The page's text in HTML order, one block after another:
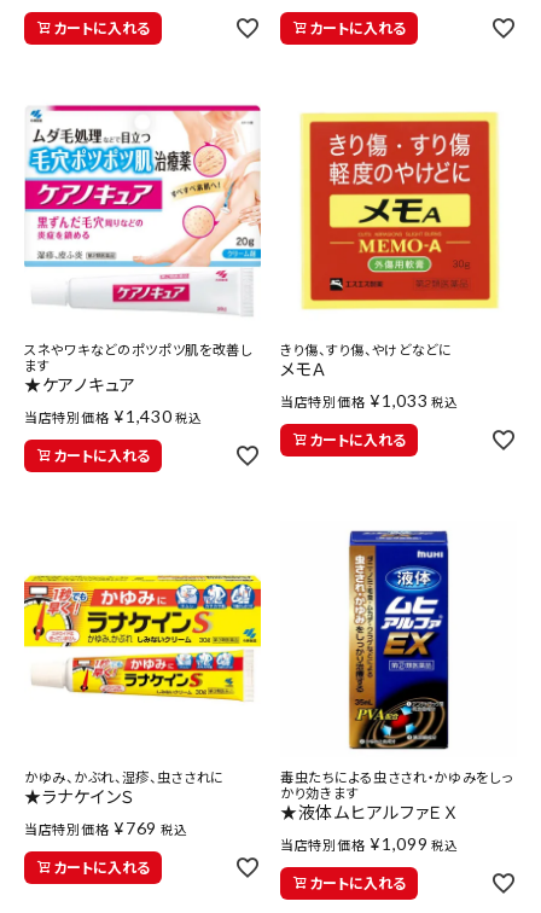
お問い合わせ
カートに入れる カートに入れる
スネやワキなどのポツポツ肌を改善し
ます
★ケアノキュア
当店特別価格 ¥1,430 税込
カートに入れる
きり傷、すり傷、やけどなどに
メモＡ
当店特別価格 ¥1,033 税込
カートに入れる
かゆみ、かぶれ、湿疹、虫さされに
★ラナケインＳ
当店特別価格 ¥769 税込
カートに入れる
毒虫たちによる虫さされ・かゆみをしっ
かり効きます
★液体ムヒアルファＥＸ
当店特別価格 ¥1,099 税込
カートに入れる